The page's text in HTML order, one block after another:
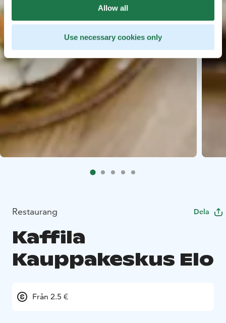
Allow all
Use necessary cookies only
Restaurang Dela
Kaffila
Kauppakeskus Elo
Från 2.5 €